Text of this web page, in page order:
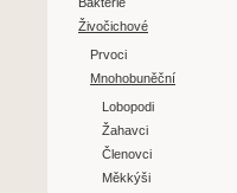
Živočichové
Prvoci
Mnohobuněční
Lobopodi
Žahavci
Členovci
Měkkýši